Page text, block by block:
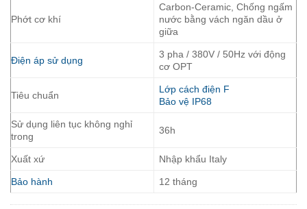
Phớt cơ khí
Carbon-Ceramic, Chống ngấm
nước bằng vách ngăn dầu ở
giữa
Điện áp sử dụng
3 pha / 380V / 50Hz với động
cơ OPT
Tiêu chuẩn
Lớp cách điện F
Bảo vệ IP68
Sử dụng liên tục không nghỉ
trong
36h
Xuất xứ Nhập khẩu Italy
Bảo hành 12 tháng